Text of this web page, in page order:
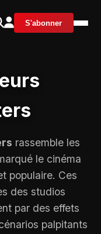
S'abonner
rassemble les
le cinéma
populaire. Ces
des studios
par des effets
palpitants